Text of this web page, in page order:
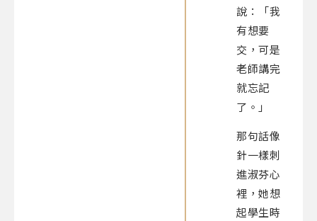
說：「我
有想要
交，可是
老師講完
就忘記
了。」
那句話像
針一樣刺
進淑芬心
裡，她想
起學生時